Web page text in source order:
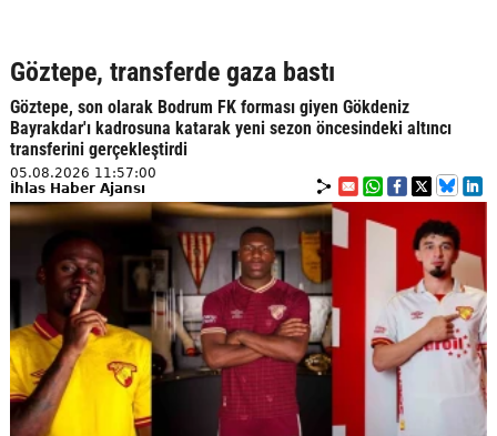
Göztepe, transferde gaza bastı
Göztepe, son olarak Bodrum FK forması giyen Gökdeniz
Bayrakdar'ı kadrosuna katarak yeni sezon öncesindeki altıncı
transferini gerçekleştirdi
05.08.2026 11:57:00
İhlas Haber Ajansı